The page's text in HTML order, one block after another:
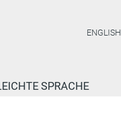
ENGLISH
SPRACHE